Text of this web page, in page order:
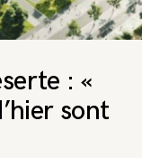
: «
sont